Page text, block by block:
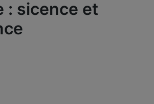
: sicence et